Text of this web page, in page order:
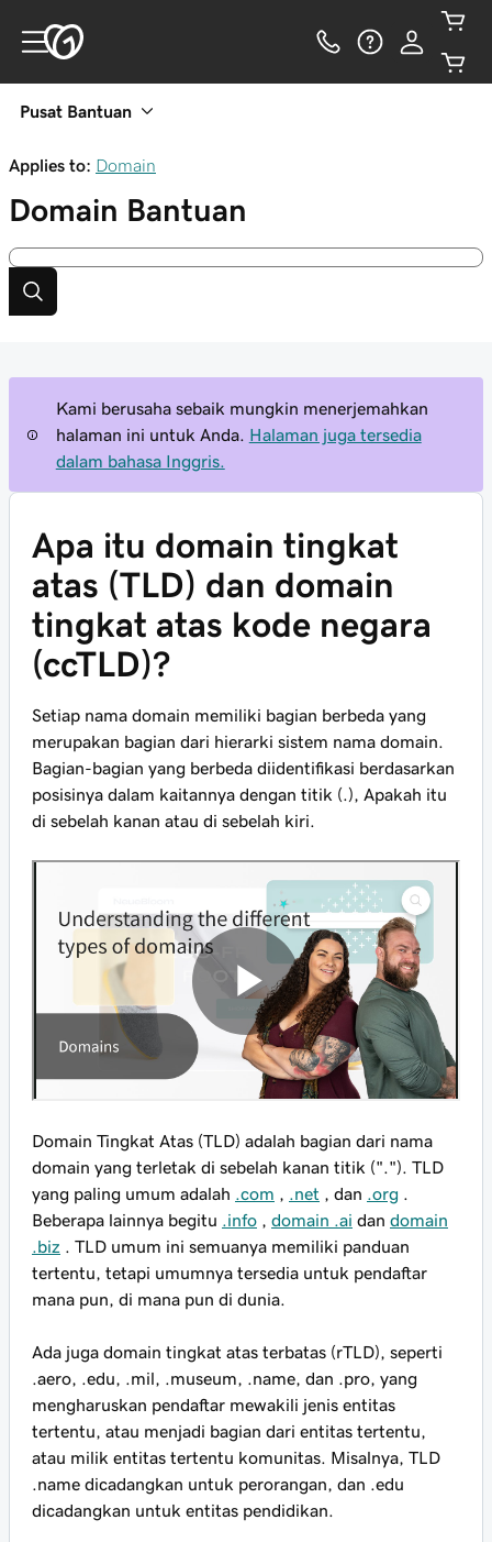
Pusat Bantuan
Applies to: Domain
Domain Bantuan
Kami berusaha sebaik mungkin menerjemahkan
halaman ini untuk Anda.
Halaman juga tersedia
dalam bahasa Inggris.
Apa itu domain tingkat
atas (TLD) dan domain
tingkat atas kode negara
(ccTLD)?
Setiap nama domain memiliki bagian berbeda yang
merupakan bagian dari hierarki sistem nama domain.
Bagian-bagian yang berbeda diidentifikasi berdasarkan
posisinya dalam kaitannya dengan titik (.), Apakah itu
di sebelah kanan atau di sebelah kiri.
Domain Tingkat Atas (TLD) adalah bagian dari nama
domain yang terletak di sebelah kanan titik ("."). TLD
yang paling umum adalah .com , .net , dan .org .
Beberapa lainnya begitu .info , domain .ai dan domain
.biz . TLD umum ini semuanya memiliki panduan
tertentu, tetapi umumnya tersedia untuk pendaftar
mana pun, di mana pun di dunia.
Ada juga domain tingkat atas terbatas (rTLD), seperti
.aero, .edu, .mil, .museum, .name, dan .pro, yang
mengharuskan pendaftar mewakili jenis entitas
tertentu, atau menjadi bagian dari entitas tertentu,
atau milik entitas tertentu komunitas. Misalnya, TLD
.name dicadangkan untuk perorangan, dan .edu
dicadangkan untuk entitas pendidikan.